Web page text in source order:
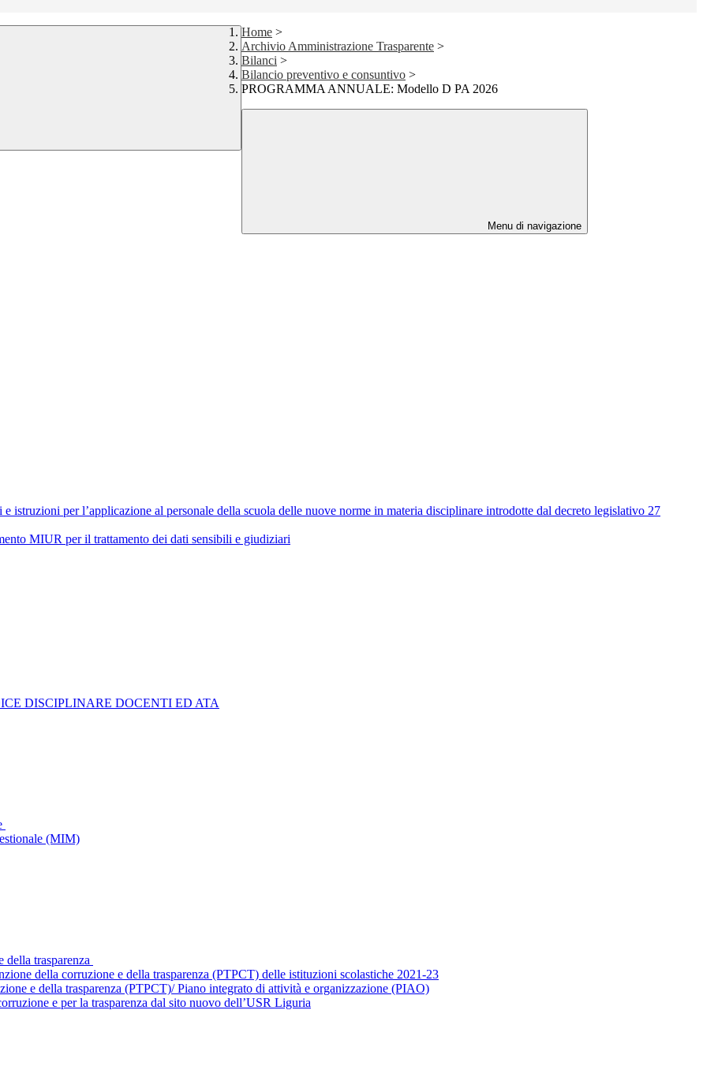
Home >
Archivio Amministrazione Trasparente >
Bilanci >
Bilancio preventivo e consuntivo >
PROGRAMMA ANNUALE: Modello D PA 2026
Menu di navigazione
istruzioni per l’applicazione al personale della scuola delle nuove norme in materia disciplinare introdotte dal decreto legislativo 27
MIUR per il trattamento dei dati sensibili e giudiziari
DISCIPLINARE DOCENTI ED ATA
(MIM)
della trasparenza
della corruzione e della trasparenza (PTPCT) delle istituzioni scolastiche 2021-23
e della trasparenza (PTPCT)/ Piano integrato di attività e organizzazione (PIAO)
e per la trasparenza dal sito nuovo dell’USR Liguria